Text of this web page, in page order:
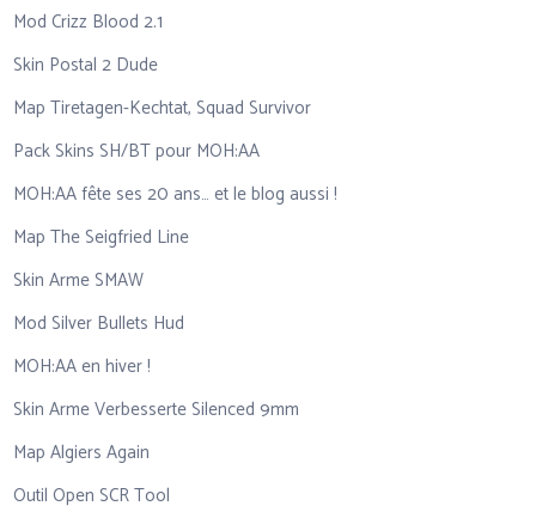
Mod Crizz Blood 2.1
Skin Postal 2 Dude
Map Tiretagen-Kechtat, Squad Survivor
Pack Skins SH/BT pour MOH:AA
MOH:AA fête ses 20 ans… et le blog aussi !
Map The Seigfried Line
Skin Arme SMAW
Mod Silver Bullets Hud
MOH:AA en hiver !
Skin Arme Verbesserte Silenced 9mm
Map Algiers Again
Outil Open SCR Tool